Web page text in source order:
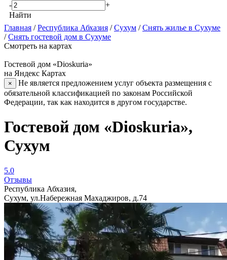
-
+
Найти
Главная /Республика Абхазия /Сухум /Снять жилье в Сухуме
/Снять гостевой дом в Сухуме
Смотреть на картах
Гостевой дом «Dioskuria»
на Яндекс Картах
×
Не является предложением услуг объекта размещения с
обязательной классификацией по законам Российской
Федерации, так как находится в другом государстве.
Гостевой дом «Dioskuria»,
Сухум
5.0
Отзывы
Республика Абхазия,
Сухум, ул.Набережная Махаджиров, д.74